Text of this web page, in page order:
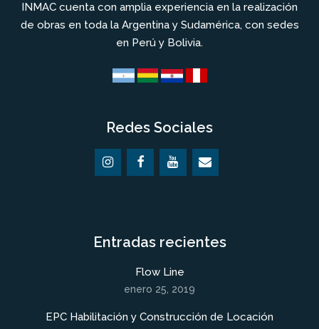
INMAC cuenta con amplia experiencia en la realización
de obras en toda la Argentina y Sudamérica, con sedes
en Perú y Bolivia.
Redes Sociales
Entradas recientes
Flow Line
enero 25, 2019
EPC Habilitación y Construcción de Locación